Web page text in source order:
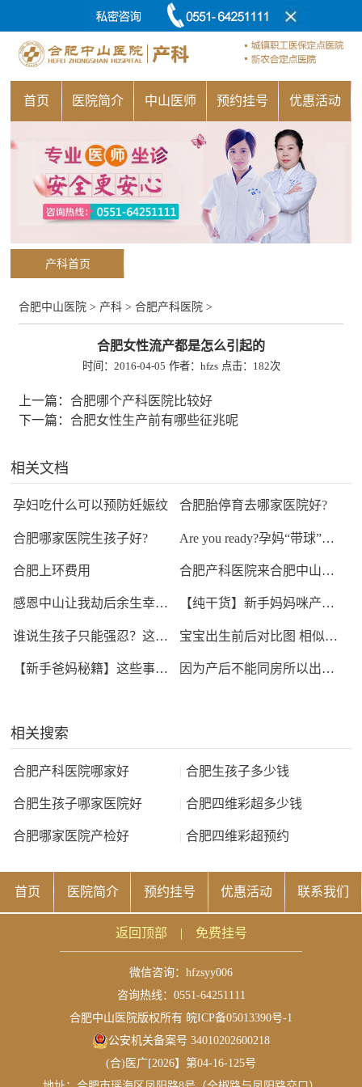
首页 医院简介 中山医师 预约挂号 优惠活动
产科首页
合肥中山医院 > 产科 >合肥产科医院 >
合肥女性流产都是怎么引起的
时间：2016-04-05 作者：hfzs 点击： 182次
上一篇：合肥哪个产科医院比较好
下一篇：合肥女性生产前有哪些征兆呢
相关文档
孕妇吃什么可以预防妊娠纹 合肥胎停育去哪家医院好?
合肥哪家医院生孩子好? Are you ready?孕妈“带球”看世界杯，合肥中山医院产
合肥上环费用 合肥产科医院来合肥中山医院
感恩中山让我劫后余生幸福得子 ——合肥中山医院产科 【纯干货】新手妈妈咪产后护理攻略，为你或你爱的她收
谁说生孩子只能强忍？这项技术成熟了30年，合肥中山就 宝宝出生前后对比图 相似度99%
【新手爸妈秘籍】这些事情不能对宝宝做哦 因为产后不能同房所以出轨？这样的婚姻太悲剧
相关搜索
合肥产科医院哪家好 | 合肥生孩子多少钱
合肥生孩子哪家医院好 | 合肥四维彩超多少钱
合肥哪家医院产检好 | 合肥四维彩超预约
首页 医院简介 预约挂号 优惠活动 联系我们
返回顶部 | 免费挂号
微信咨询： hfzsyy006
咨询热线：0551-64251111
合肥中山医院版权所有 皖ICP备05013390号-1
公安机关备案号 34010202600218
(合)医广[2026】第04-16-125号